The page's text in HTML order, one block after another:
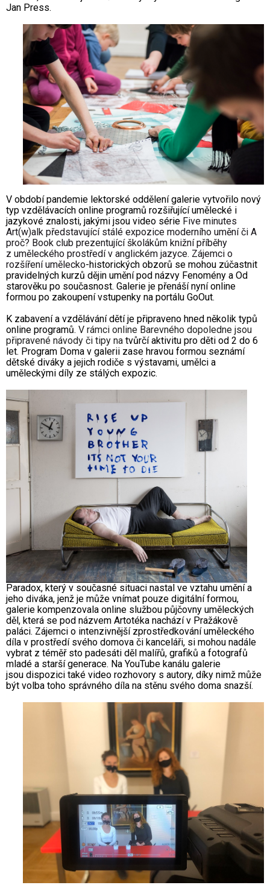
Jan Press.
V období pandemie lektorské oddělení galerie vytvořilo nový
typ vzdělávacích online programů rozšiřující umělecké i
jazykové znalosti, jakými jsou video série Five minutes
Art(w)alk představující stálé expozice moderního umění či A
proč? Book club prezentující školákům knižní příběhy
z uměleckého prostředí v anglickém jazyce. Zájemci o
rozšíření umělecko-historických obzorů se mohou zúčastnit
pravidelných kurzů dějin umění pod názvy Fenomény a Od
starověku po současnost. Galerie je přenáší nyní online
formou po zakoupení vstupenky na portálu GoOut.
K zabavení a vzdělávání dětí je připraveno hned několik typů
online programů. V rámci online Barevného dopoledne jsou
připravené návody či tipy na tvůrčí aktivitu pro děti od 2 do 6
let. Program Doma v galerii zase hravou formou seznámí
dětské diváky a jejich rodiče s výstavami, umělci a
uměleckými díly ze stálých expozic.
Paradox, který v současné situaci nastal ve vztahu umění a
jeho diváka, jenž je může vnímat pouze digitální formou,
galerie kompenzovala online službou půjčovny uměleckých
děl, která se pod názvem Artotéka nachází v Pražákově
paláci. Zájemci o intenzivnější zprostředkování uměleckého
díla v prostředí svého domova či kanceláři, si mohou nadále
vybrat z téměř sto padesáti děl malířů, grafiků a fotografů
mladé a starší generace. Na YouTube kanálu galerie
jsou dispozici také video rozhovory s autory, díky nimž může
být volba toho správného díla na stěnu svého doma snazší.